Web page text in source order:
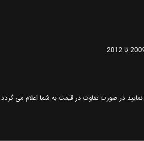
در صورت تفاوت در قیمت به شما اعلام می گردد.